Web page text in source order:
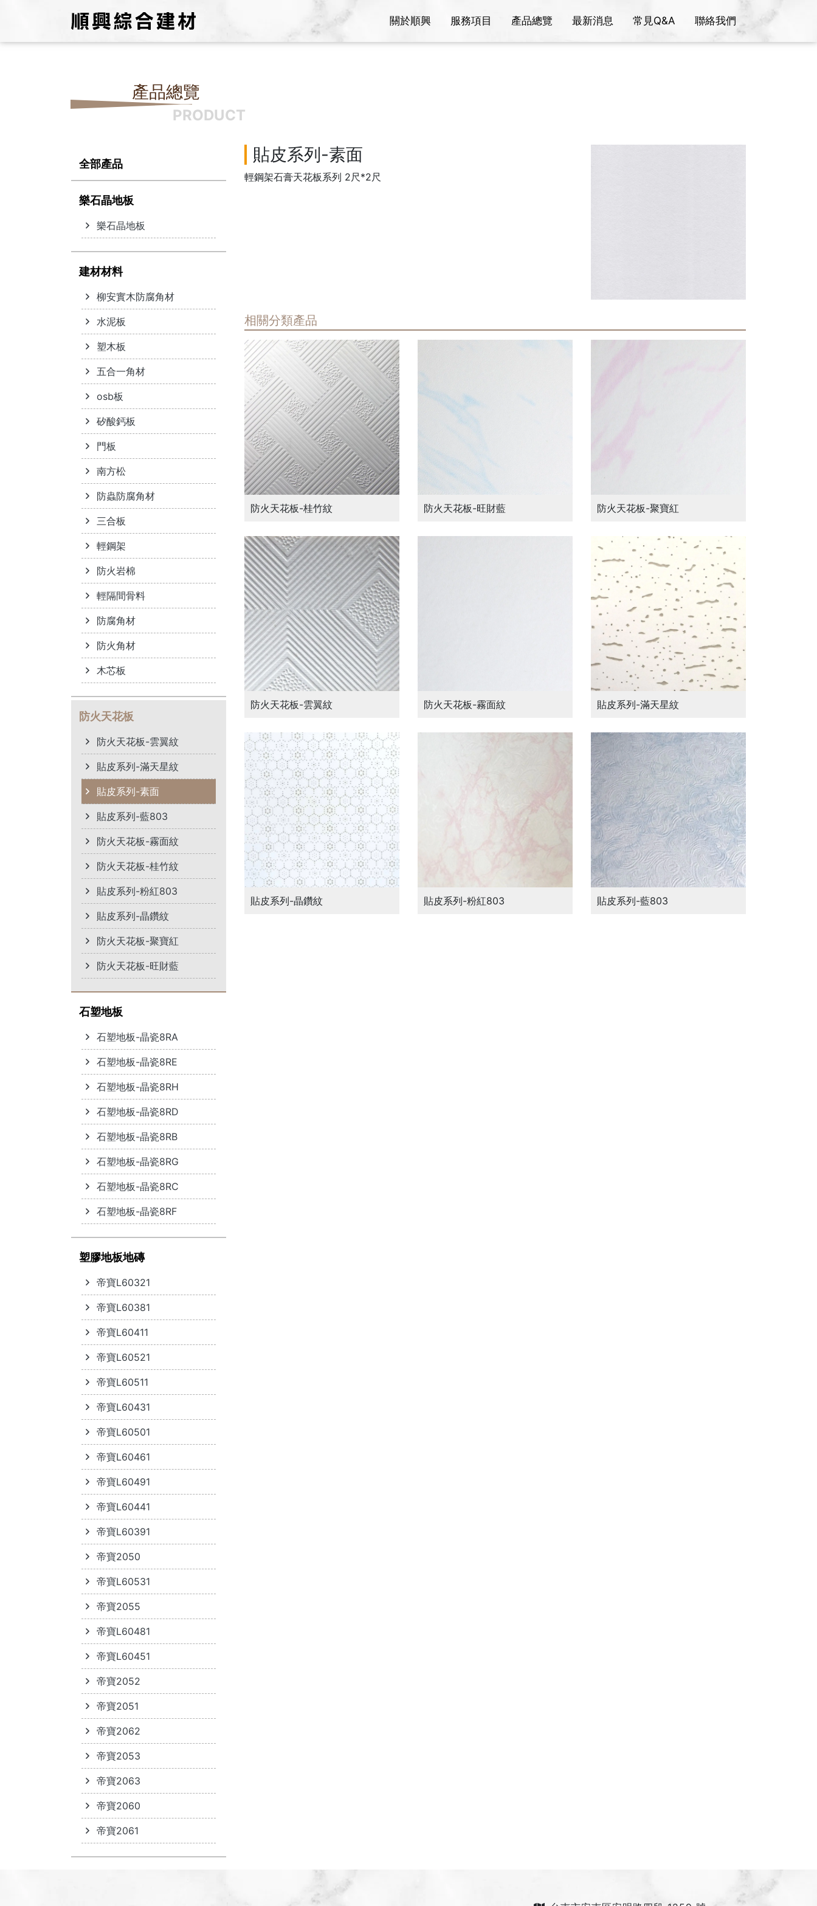
關於順興 服務項目 產品總覽 最新消息 常見Q&A 聯絡我們
產品總覽
PRODUCT
全部產品
樂石晶地板
樂石晶地板
建材材料
柳安實木防腐角材
水泥板
塑木板
五合一角材
osb板
矽酸鈣板
門板
南方松
防蟲防腐角材
三合板
輕鋼架
防火岩棉
輕隔間骨料
防腐角材
防火角材
木芯板
防火天花板
防火天花板-雲翼紋
貼皮系列-滿天星紋
貼皮系列-素面
貼皮系列-藍803
防火天花板-霧面紋
防火天花板-桂竹紋
貼皮系列-粉紅803
貼皮系列-晶鑽紋
防火天花板-聚寶紅
防火天花板-旺財藍
石塑地板
石塑地板-晶瓷8RA
石塑地板-晶瓷8RE
石塑地板-晶瓷8RH
石塑地板-晶瓷8RD
石塑地板-晶瓷8RB
石塑地板-晶瓷8RG
石塑地板-晶瓷8RC
石塑地板-晶瓷8RF
塑膠地板地磚
帝寶L60321
帝寶L60381
帝寶L60411
帝寶L60521
帝寶L60511
帝寶L60431
帝寶L60501
帝寶L60461
帝寶L60491
帝寶L60441
帝寶L60391
帝寶2050
帝寶L60531
帝寶2055
帝寶L60481
帝寶L60451
帝寶2052
帝寶2051
帝寶2062
帝寶2053
帝寶2063
帝寶2060
帝寶2061
貼皮系列-素面
輕鋼架石膏天花板系列 2尺*2尺
相關分類產品
防火天花板-桂竹紋 防火天花板-旺財藍 防火天花板-聚寶紅
防火天花板-雲翼紋 防火天花板-霧面紋 貼皮系列-滿天星紋
貼皮系列-晶鑽紋 貼皮系列-粉紅803 貼皮系列-藍803